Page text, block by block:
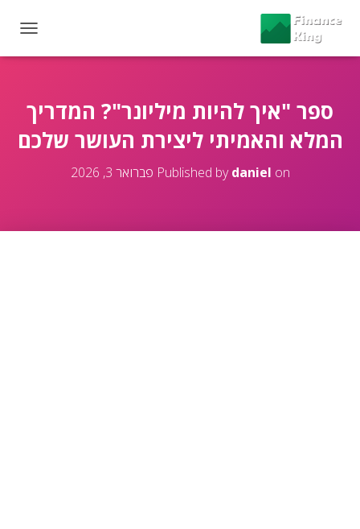
O
N
A
ספר "איך להיות מיליונר"? המדריך
המלא והאמיתי ליצירת העושר שלכם
Published bydaniel on פברואר 3, 2026